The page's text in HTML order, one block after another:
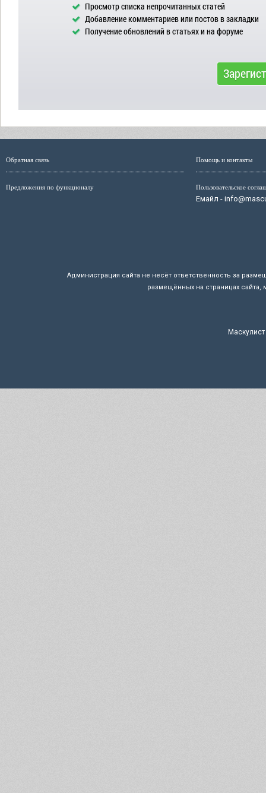
Просмотр списка непрочитанных статей
Добавление комментариев или постов в закладки
Получение обновлений в статьях и на форуме
Обратная связь
Предложения по функционалу
Помощь и контакты
Пользовательское
Емайл -
Администрация сайта не несёт ответственность за
размещённых на страницах